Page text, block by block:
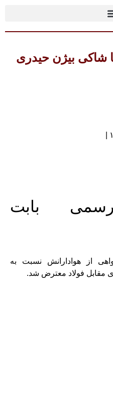
شاکی بیژن حیدری
بابت
از هوادارانش نسبت به
مقابل فولاد معترض شد.